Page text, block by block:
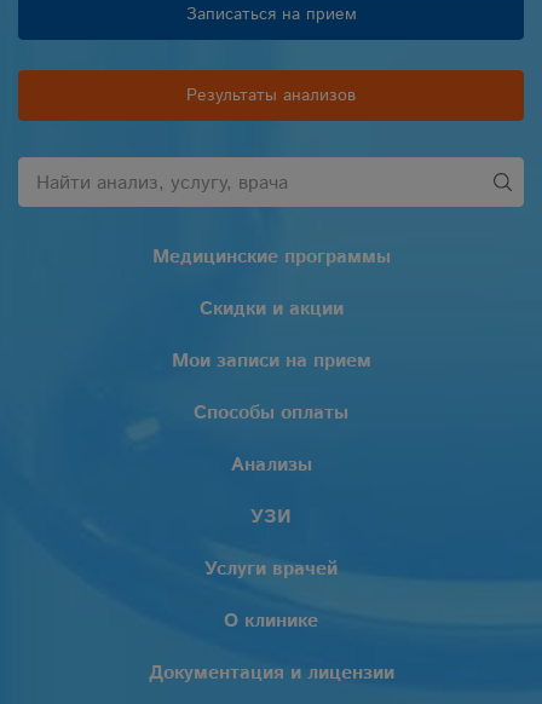
Записаться на прием
Результаты анализов
Медицинские программы
Скидки и акции
Мои записи на прием
Способы оплаты
Анализы
УЗИ
Услуги врачей
О клинике
Документация и лицензии